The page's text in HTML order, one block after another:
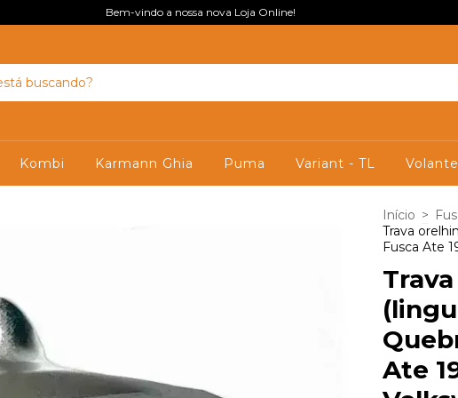
Bem-vindo a nossa nova Loja Online!
Kombi Karmann Ghia Puma Variant - TL
Início >
Trava
Fusca Ate
Ate